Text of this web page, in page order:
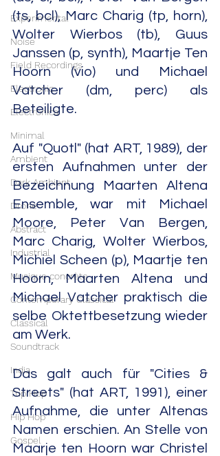
Experimental
Noise
Field Recordings
Electronic
Electronica
Minimal
Ambient
Dark Ambient
Drone
Abstract
Industrial
Musique concrète
Contemporary Classical
Classical
Soundtrack
India
Trip Hop
Hip Hop
Gospel
(ts, bcl), Marc Charig (tp, horn),
Wolter Wierbos (tb), Guus
Janssen (p, synth), Maartje Ten
Hoorn (vio) und Michael
Vatcher (dm, perc) als
Beteiligte.
Auf "Quotl" (hat ART, 1989), der
ersten Aufnahmen unter der
Bezeichnung Maarten Altena
Ensemble, war mit Michael
Moore, Peter Van Bergen,
Marc Charig, Wolter Wierbos,
Michiel Scheen (p), Maartje ten
Hoorn, Maarten Altena und
Michael Vatcher praktisch die
selbe Oktettbesetzung wieder
am Werk.
Das galt auch für "Cities &
Streets" (hat ART, 1991), einer
Aufnahme, die unter Altenas
Namen erschien. An Stelle von
Maarje ten Hoorn war Christel